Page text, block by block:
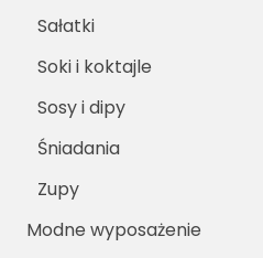
Sałatki
Soki i koktajle
Sosy i dipy
Śniadania
Zupy
Modne wyposażenie